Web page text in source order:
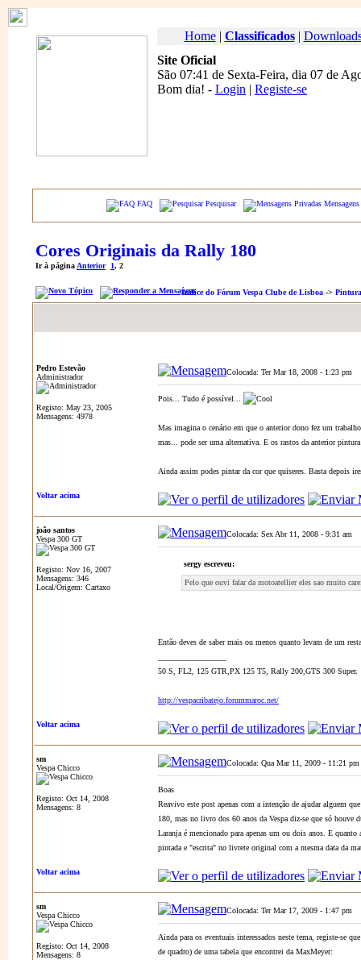
Home| Classificados|
Site Oficial
São 07:41 de Sexta-Feira, dia 07 de
Bom dia! - Login | Registe-se
FAQ Pesquisar
Cores Originais da Rally 180
Ir à página Anterior 1, 2
Índice do Fórum Vespa Clube de Lisboa -> Pintura
Pedro Estevão
Administrador
Registo: May 23, 2005
Mensagens: 4978
Colocada: Ter Mar 18, 2008 - 1:23 pm
Pois... Tudo é possível...
Mas imagina o cenário em que o anterior dono fez um
mas... pode ser uma alternativa. E os rastos da anterior
Ainda assim podes pintar da cor que quiseres. Basta depois
Voltar acima
joão santos
Vespa 300 GT
Registo: Nov 16, 2007
Mensagens: 346
Local/Origem: Cartaxo
Colocada: Sex Abr 11, 2008 - 9:31 am
sergy escreveu:
Pelo que ouvi falar da motoatellier eles sao muito
Então deves de saber mais ou menos quanto levam de um
50 S, FL2, 125 GTR,PX 125 T5, Rally 200,GTS 300 Super.
http://vespacribatejo.forummaroc.net/
Voltar acima
sm
Vespa Chicco
Registo: Oct 14, 2008
Mensagens: 8
Colocada: Qua Mar 11, 2009 - 11:21 pm
Boas
Reavivo este post apenas com a intenção de ajudar alguem
180, mas no livro dos 60 anos da Vespa diz-se que só houve
Laranja é mencionado para apenas um ou dois anos. E
pintada e "escrita" no livrete original com a mesma data da
Voltar acima
sm
Vespa Chicco
Registo: Oct 14, 2008
Mensagens: 8
Colocada: Ter Mar 17, 2009 - 1:47 pm
Ainda para os eventuais interessados neste tema, registe-se
de quadro) de uma tabela que encontrei da MaxMeyer: